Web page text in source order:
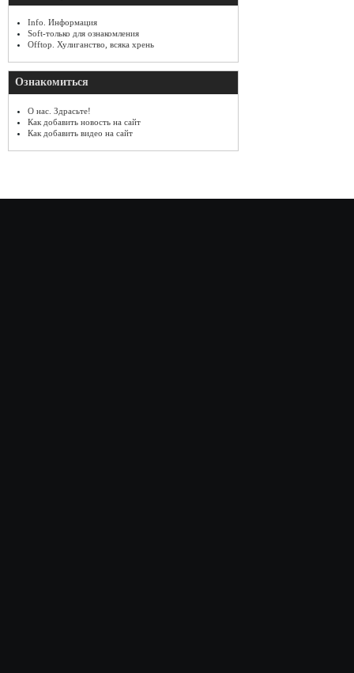
Info. Информация
Soft-только для ознакомления
Offtop. Хулиганство, всяка хрень
Ознакомиться
О нас. Здрасьте!
Как добавить новость на сайт
Как добавить видео на сайт